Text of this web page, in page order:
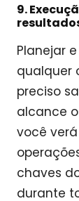
9.
Planejar
qualquer
preciso
alcance
você
chaves
durante